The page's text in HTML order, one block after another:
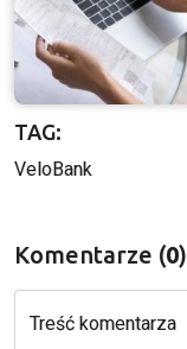
TAG:
VeloBank
Komentarze (0)
Treść komentarza